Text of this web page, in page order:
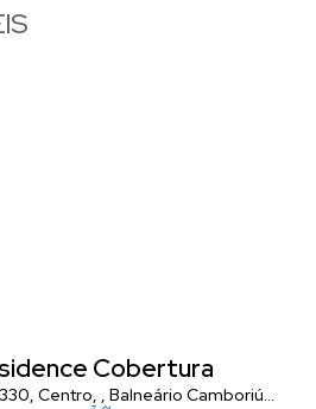
Cobertura
, Centro , Balneário Camboriú,